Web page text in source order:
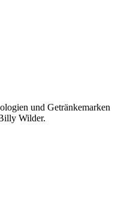
und Getränkemarken
Wilder.